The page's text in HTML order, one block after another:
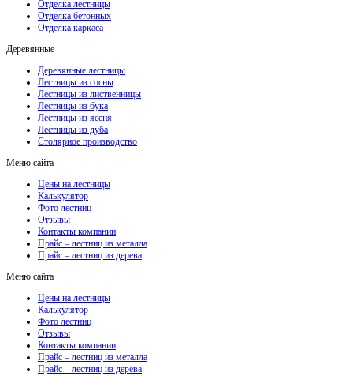
Отделка лестницы
Отделка бетонных
Отделка каркаса
Деревянные
Деревянные лестницы
Лестницы из сосны
Лестницы из лиственницы
Лестницы из бука
Лестницы из ясеня
Лестницы из дуба
Столярное производство
Меню сайта
Цены на лестницы
Калькулятор
Фото лестниц
Отзывы
Контакты компании
Прайс – лестниц из металла
Прайс – лестниц из дерева
Меню сайта
Цены на лестницы
Калькулятор
Фото лестниц
Отзывы
Контакты компании
Прайс – лестниц из металла
Прайс – лестниц из дерева